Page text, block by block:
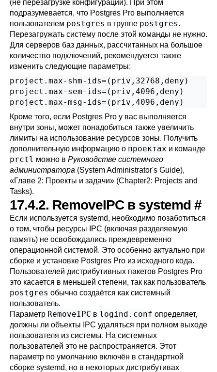
(не перезагрузке конфигурации). При этом
подразумевается, что Postgres Pro выполняется
пользователем postgres в группе postgres.
Перезагружать систему после этой команды не нужно.
Для серверов баз данных, рассчитанных на большое
количество подключений, рекомендуется также
изменить следующие параметры:
project.max-shm-ids=(priv,32768,deny)
project.max-sem-ids=(priv,4096,deny)
project.max-msg-ids=(priv,4096,deny)
Кроме того, если Postgres Pro у вас выполняется
внутри зоны, может понадобиться также увеличить
лимиты на использование ресурсов зоны. Получить
дополнительную информацию о проектах и команде
prctl можно в Руководстве системного
администратора (System Administrator's Guide),
«Главе 2: Проекты и задачи» (Chapter2: Projects and
Tasks).
17.4.2. RemoveIPC в systemd #
Если используется systemd, необходимо позаботиться
о том, чтобы ресурсы IPC (включая разделяемую
память) не освобождались преждевременно
операционной системой. Это особенно актуально при
сборке и установке Postgres Pro из исходного кода.
Пользователей дистрибутивных пакетов Postgres Pro
это касается в меньшей степени, так как пользователь
postgres обычно создаётся как системный
пользователь.
Параметр RemoveIPC в logind.conf определяет,
должны ли объекты IPC удаляться при полном выходе
пользователя из системы. На системных
пользователей это не распространяется. Этот
параметр по умолчанию включён в стандартной
сборке systemd, но в некоторых дистрибутивах